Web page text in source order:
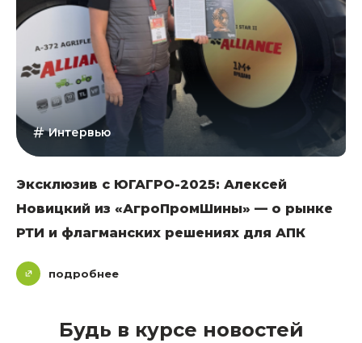
Интервью
Эксклюзив с ЮГАГРО-2025: Алексей
Новицкий из «АгроПромШины» — о рынке
РТИ и флагманских решениях для АПК
подробнее
Будь в курсе новостей